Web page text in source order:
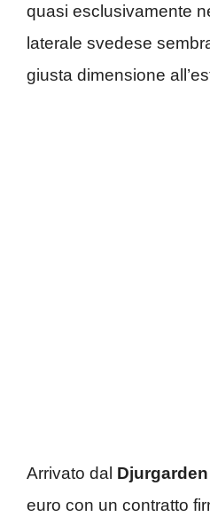
quasi esclusivamente
laterale svedese
giusta dimensione
Arrivato dal Djurgarden
euro con un contratto